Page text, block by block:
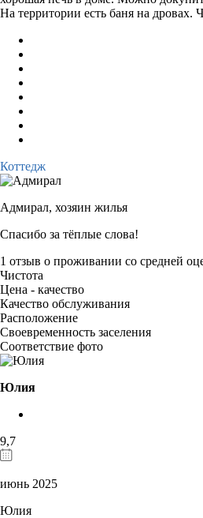
На территории есть баня на дровах.
Коттедж
Адмирал, хозяин жилья
Спасибо за тёплые слова!
1 отзыв о проживании со средней
Чистота
Цена - качество
Качество обслуживания
Расположение
Своевременность заселения
Соответствие фото
Юлия
9,7
июнь 2025
Юлия